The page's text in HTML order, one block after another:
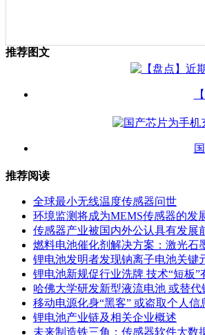
推荐图文
推荐阅读
全球最小无线温度传感器问世
环境监测将成为MEMS传感器的发
传感器产业被国内外公认具有发展
燃料电池催化剂解决方案：激光石
锂电池发明者发现钠离子电池关键
锂电池新规促行业洗牌 技术“短板”
哈佛大学研发新型液流电池 或替代
移动电源化身“黑客” 或盗取个人信
锂电池产业链及相关企业概述
未来制造铁三角：传感器软件大数